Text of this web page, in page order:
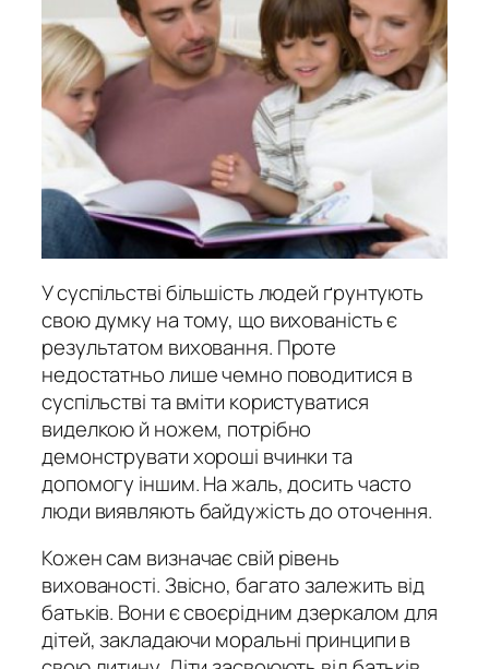
У суспільстві більшість людей ґрунтують
свою думку на тому, що вихованість є
результатом виховання. Проте
недостатньо лише чемно поводитися в
суспільстві та вміти користуватися
виделкою й ножем, потрібно
демонструвати хороші вчинки та
допомогу іншим. На жаль, досить часто
люди виявляють байдужість до оточення.
Кожен сам визначає свій рівень
вихованості. Звісно, багато залежить від
батьків. Вони є своєрідним дзеркалом для
дітей, закладаючи моральні принципи в